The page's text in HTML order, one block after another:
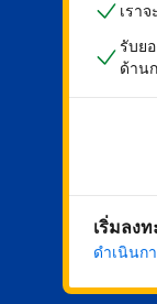
เรา
รับย
ด้าน
เริ่มลง
ดำเนินก